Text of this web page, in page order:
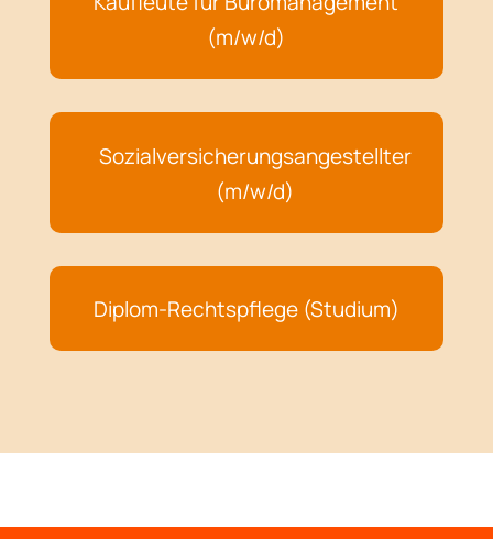
(m/w/d)
Sozialversicherungs­angestellter
(m/w/d)
Diplom-Rechtspflege (Studium)